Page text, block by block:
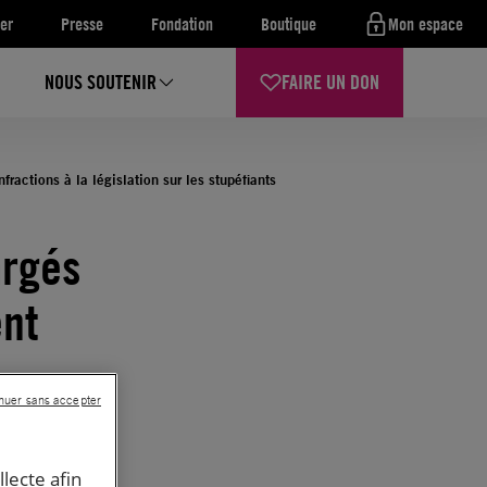
Presse Fondation Boutique Mon espace
NOUS SOUTENIR FAIRE UN DON
à la législation sur les stupéfiants
afin
sans accepter